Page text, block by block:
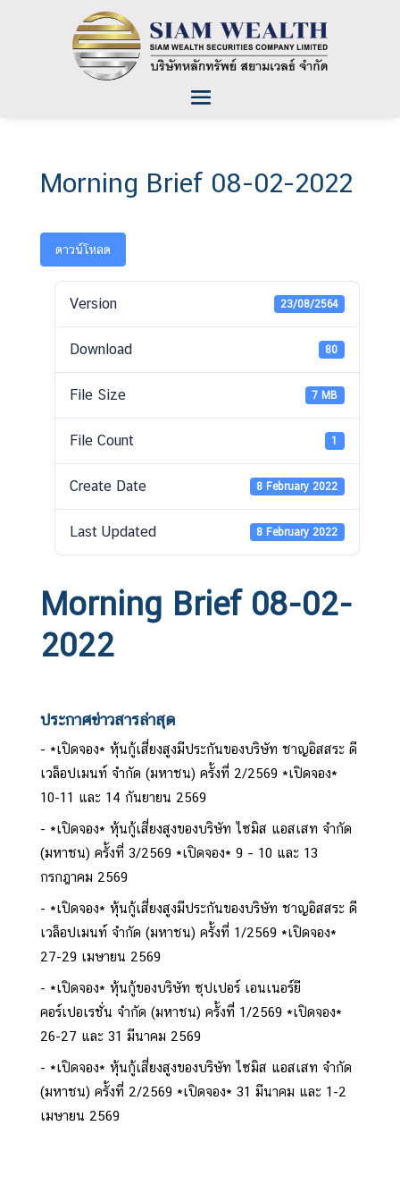
Morning Brief 08-02-2022
ดาวน์โหลด
Version 23/08/2564
Download 80
File Size 7 MB
File Count 1
Create Date 8 February 2022
Last Updated 8 February 2022
Morning Brief 08-02-
2022
ประกาศข่าวสารล่าสุด
*เปิดจอง* หุ้นกู้เสี่ยงสูงมีประกันของบริษัท ชาญอิสสระ ดี
เวล็อปเมนท์ จำกัด (มหาชน) ครั้งที่ 2/2569 *เปิดจอง*
10-11 และ 14 กันยายน 2569
*เปิดจอง* หุ้นกู้เสี่ยงสูงของบริษัท ไซมิส แอสเสท จำกัด
(มหาชน) ครั้งที่ 3/2569 *เปิดจอง* 9 – 10 และ 13
กรกฎาคม 2569
*เปิดจอง* หุ้นกู้เสี่ยงสูงมีประกันของบริษัท ชาญอิสสระ ดี
เวล็อปเมนท์ จำกัด (มหาชน) ครั้งที่ 1/2569 *เปิดจอง*
27-29 เมษายน 2569
*เปิดจอง* หุ้นกู้ของบริษัท ซุปเปอร์ เอนเนอร์ยี
คอร์เปอเรชั่น จำกัด (มหาชน) ครั้งที่ 1/2569 *เปิดจอง*
26-27 และ 31 มีนาคม 2569
*เปิดจอง* หุ้นกู้เสี่ยงสูงของบริษัท ไซมิส แอสเสท จำกัด
(มหาชน) ครั้งที่ 2/2569 *เปิดจอง* 31 มีนาคม และ 1-2
เมษายน 2569